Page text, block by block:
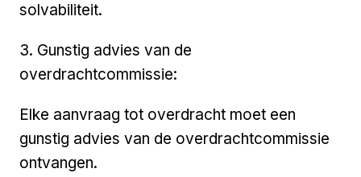
solvabiliteit.
3. Gunstig advies van de
overdrachtcommissie:
Elke aanvraag tot overdracht moet een
gunstig advies van de overdrachtcommissie
ontvangen.